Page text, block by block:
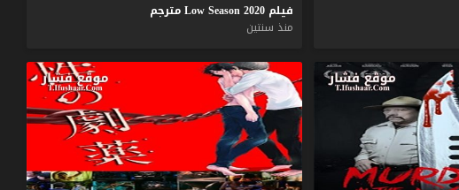
فيلم Low Season 2020
مترجم
منذ سنتين